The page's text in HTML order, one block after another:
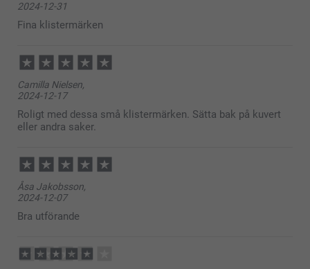
2024-12-31
Fina klistermärken
Camilla Nielsen,
2024-12-17
Roligt med dessa små klistermärken. Sätta bak på kuvert
eller andra saker.
Åsa Jakobsson,
2024-12-07
Bra utförande